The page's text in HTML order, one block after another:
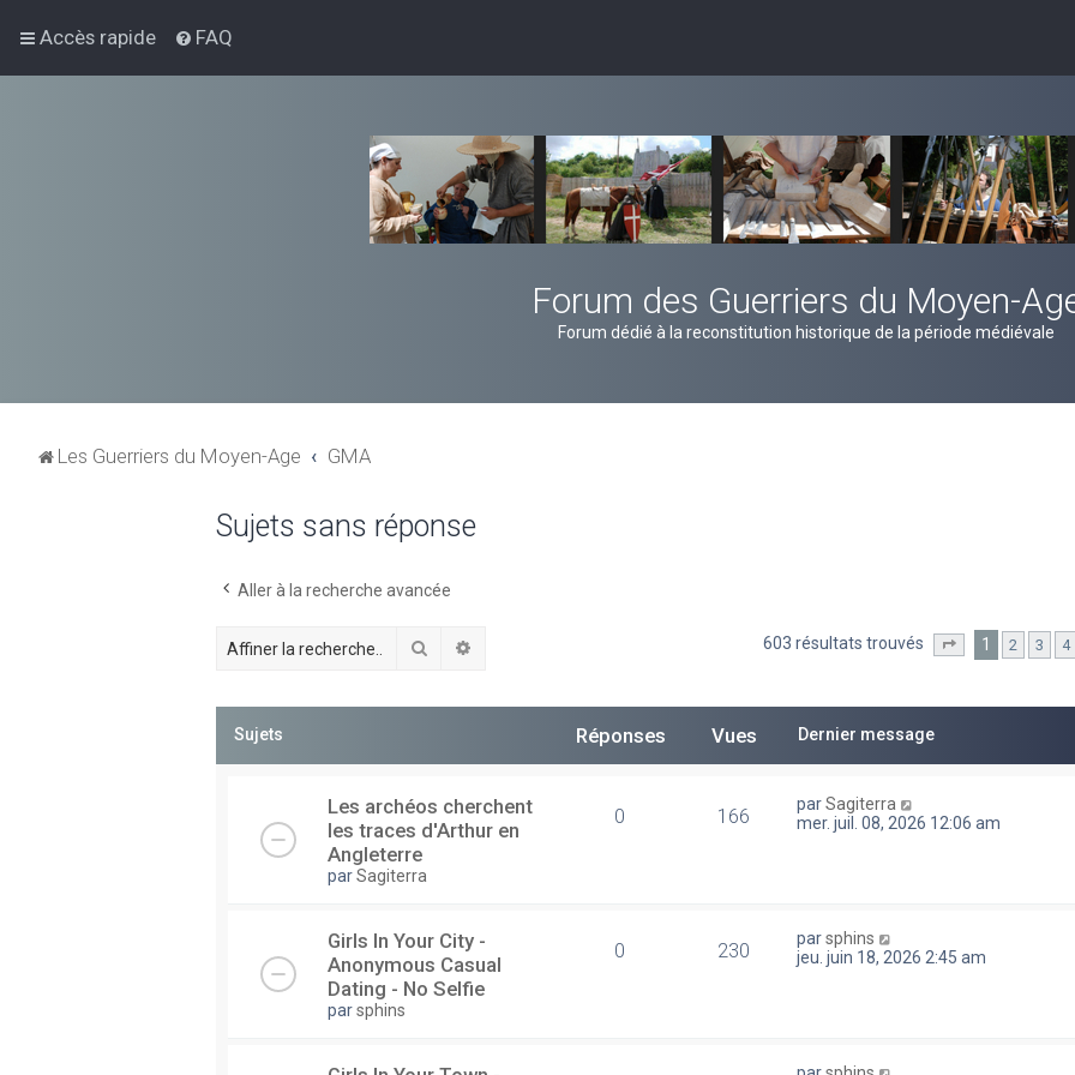
Accès rapide FAQ
Forum des Guerriers du Moyen-
Forum dédié à la reconstitution historique de la période médiévale
Les Guerriers du Moyen-Age GMA
Sujets sans réponse
Aller à la recherche avancée
Rechercher 603 résultats trouvés Page sur 13
1 2 3 4
Sujets Réponses Vues Dernier message
Les archéos cherchent
les traces d'Arthur en
Angleterre
parSagiterra
0 166 parSagiterra
mer. juil. 08, 2026 12:06 am
Girls In Your City -
Anonymous Casual
Dating - No Selfie
parsphins
0 230 parsphins
jeu. juin 18, 2026 2:45 am